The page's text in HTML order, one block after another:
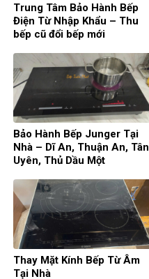
Trung Tâm Bảo Hành Bếp
Điện Từ Nhập Khẩu – Thu
bếp cũ đổi bếp mới
Bảo Hành Bếp Junger Tại
Nhà – Dĩ An, Thuận An, Tân
Uyên, Thủ Dầu Một
Thay Mặt Kính Bếp Từ Âm
Tại Nhà